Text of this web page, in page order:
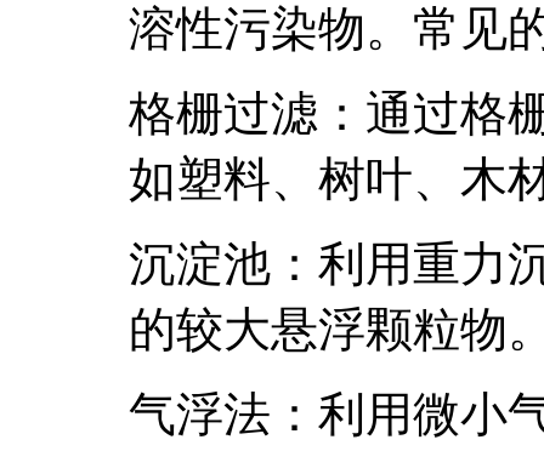
溶性污染物。常见
格栅过滤：通过格
如塑料、树叶、木
沉淀池：利用重力
的较大悬浮颗粒物
气浮法：利用微小